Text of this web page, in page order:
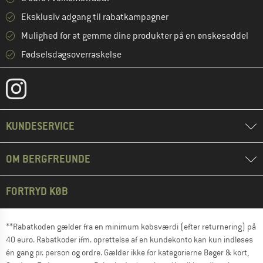
Eksklusiv adgang til rabatkampagner
Mulighed for at gemme dine produkter på en ønskeseddel
Fødselsdagsoverraskelse
KUNDESERVICE
OM BERGFREUNDE
FORTRYD KØB
**Rabatkoden gælder fra en minimum købsværdi (efter returnering) på
40 euro. Rabatkoder ifm. oprettelse af en kundekonto kan kun indløses
én gang pr. person og ordre. Gælder ikke for kategorierne Bøger & kort,